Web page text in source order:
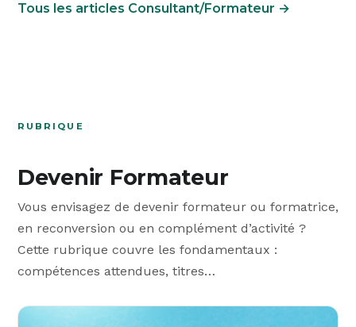
Tous les articles Consultant/Formateur →
RUBRIQUE
Devenir Formateur
Vous envisagez de devenir formateur ou formatrice,
en reconversion ou en complément d’activité ?
Cette rubrique couvre les fondamentaux :
compétences attendues, titres…